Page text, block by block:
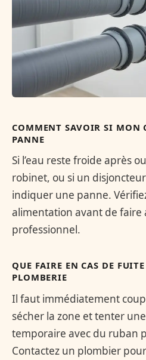
COMMENT SAVOIR SI MON
PANNE
Si l’eau reste froide après
robinet, ou si un
indiquer une panne.
alimentation avant de faire
professionnel.
QUE FAIRE EN CAS DE
PLOMBERIE
Il faut immédiatement
sécher la zone et tenter
temporaire avec du ruban
Contactez un plombier